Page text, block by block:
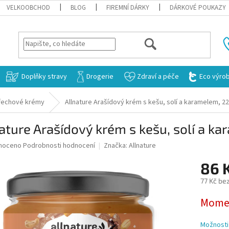
VELKOOBCHOD BLOG FIREMNÍ DÁRKY DÁRKOVÉ POUKAZY
HLEDAT
Doplňky stravy Drogerie Zdraví a péče Eco
krémy Allnature Arašídový krém s kešu, solí a karamelem,
Arašídový krém s kešu, solí a
Podrobnosti hodnocení Značka: Allnature
86
77 Kč
cena: